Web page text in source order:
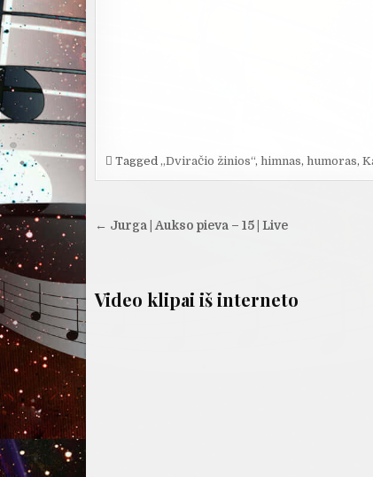
Tagged „Dviračio žinios“, himnas, humoras,
Navigacija
← Jurga | Aukso pieva – 15 | Live
Video klipai iš interneto